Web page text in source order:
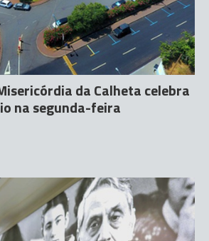
da Calheta celebra
na segunda-feira